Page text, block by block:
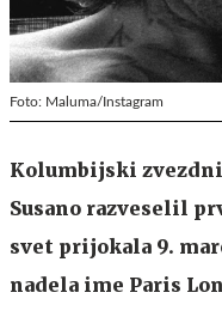
Foto: Maluma/Instagram
Kolumbijski
Susano razveselil
svet prijokala 9.
nadela ime Paris